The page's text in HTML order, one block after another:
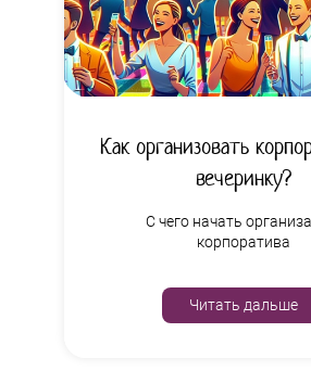
Как организовать
вечеринку?
С чего начать
корпоратива
Читать дальше